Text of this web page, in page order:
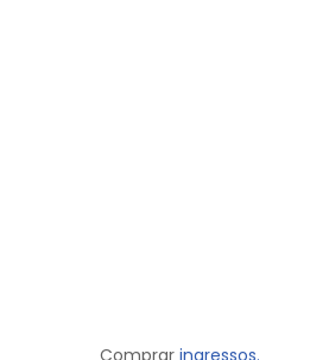
Comprar ingressos.